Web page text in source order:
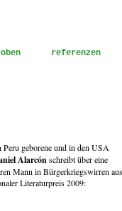
referenzen
Peru geborene und in den USA
Alarcón schreibt über eine
Mann in Bürgerkriegswirren
Literaturpreis 2009: